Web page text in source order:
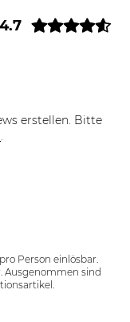
4.7
erstellen. Bitte
.
Person einlösbar.
Ausgenommen sind